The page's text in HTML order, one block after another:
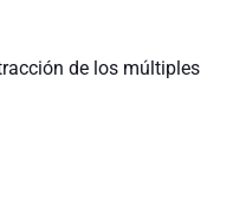
de los múltiples